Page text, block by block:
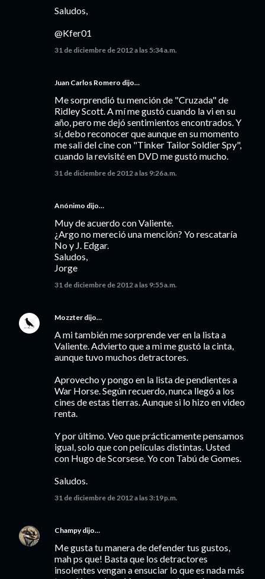
Saludos,
@Kfer01
31 de diciembre de 2012 a las 5:34 a.m.
Juan Carlos Romero dijo…
Me sorprendió tu mención de "Cruzada" de
Ridley Scott. A mí me gustó cuando la vi en su
año, pero me dejó sentimientos encontrados. Y
sí, debo reconocer que aunque en su momento
me salì del cine con "Tinker Tailor Soldier Spy",
cuando la revisité en DVD me gustó mucho.
31 de diciembre de 2012 a las 9:26 a.m.
Anónimo dijo…
Muy de acuerdo con Valiente.
¿Argo no mereció una mención? Yo rescataría
No y J. Edgar.
Saludos,
Jorge
31 de diciembre de 2012 a las 9:55 a.m.
Mozzter dijo…
A mi también me sorprende ver en la lista a
Valiente. Advierto que a mi me gustó la cinta,
aunque tuvo muchos detractores.
Aprovecho y pongo en la lista de pendientes a
War Horse. Según recuerdo, nunca llegó a los
cines de estas tierras. Aunque si lo hizo en video
renta.
Y por último. Veo que prácticamente pensamos
igual, solo que con películas distintas. Usted
con Hugo de Scorsese. Yo con Tabú de Gomes.
Saludos.
31 de diciembre de 2012 a las 3:19 p.m.
Champydijo…
Me gusta tu manera de defender tus gustos,
mah ps que! Basta que los detractores
insolentes vengan a ensuciar lo que es nada más